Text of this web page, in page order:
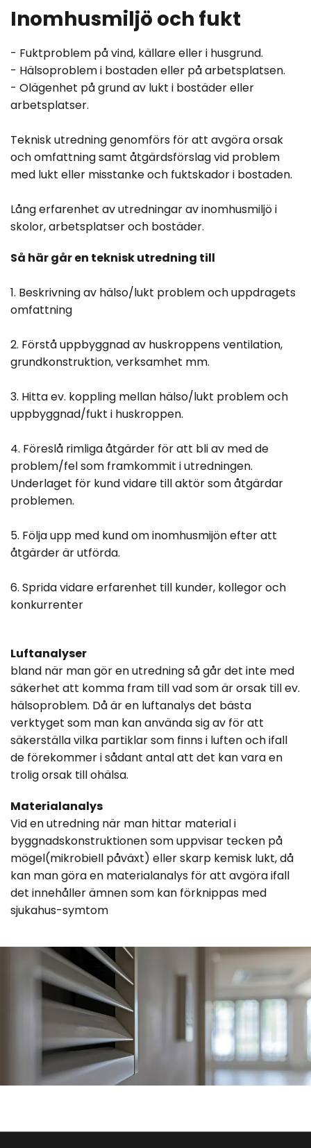
Inomhusmiljö och fukt
- Fuktproblem på vind, källare eller i husgrund.
- Hälsoproblem i bostaden eller på arbetsplatsen.
- Olägenhet på grund av lukt i bostäder eller
arbetsplatser.
Teknisk utredning genomförs för att avgöra orsak
och omfattning samt åtgärdsförslag vid problem
med lukt eller misstanke och fuktskador i bostaden.
Lång erfarenhet av utredningar av inomhusmiljö i
skolor, arbetsplatser och bostäder.
Så här går en teknisk utredning till
1. Beskrivning av hälso/lukt problem och uppdragets
omfattning
2. Förstå uppbyggnad av huskroppens ventilation,
grundkonstruktion, verksamhet mm.
3. Hitta ev. koppling mellan hälso/lukt problem och
uppbyggnad/fukt i huskroppen.
4. Föreslå rimliga åtgärder för att bli av med de
problem/fel som framkommit i utredningen.
Underlaget för kund vidare till aktör som åtgärdar
problemen.
5. Följa upp med kund om inomhusmijön efter att
åtgärder är utförda.
6. Sprida vidare erfarenhet till kunder, kollegor och
konkurrenter
Luftanalyser
bland när man gör en utredning så går det inte med
säkerhet att komma fram till vad som är orsak till ev.
hälsoproblem. Då är en luftanalys det bästa
verktyget som man kan använda sig av för att
säkerställa vilka partiklar som finns i luften och ifall
de förekommer i sådant antal att det kan vara en
trolig orsak till ohälsa.
Materialanalys
Vid en utredning när man hittar material i
byggnadskonstruktionen som uppvisar tecken på
mögel(mikrobiell påväxt) eller skarp kemisk lukt, då
kan man göra en materialanalys för att avgöra ifall
det innehåller ämnen som kan förknippas med
sjukahus-symtom